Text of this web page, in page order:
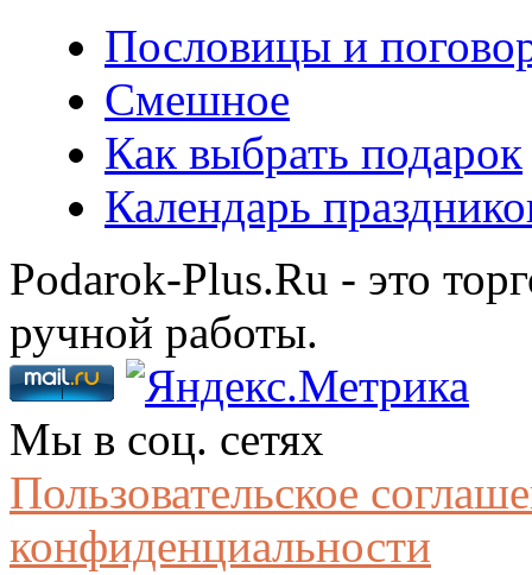
Пословицы и
Смешное
Как выбрать подарок
Календарь
Podarok-Plus.Ru - это
ручной работы.
Мы в соц. сетях
Пользовательское
конфиденциальности